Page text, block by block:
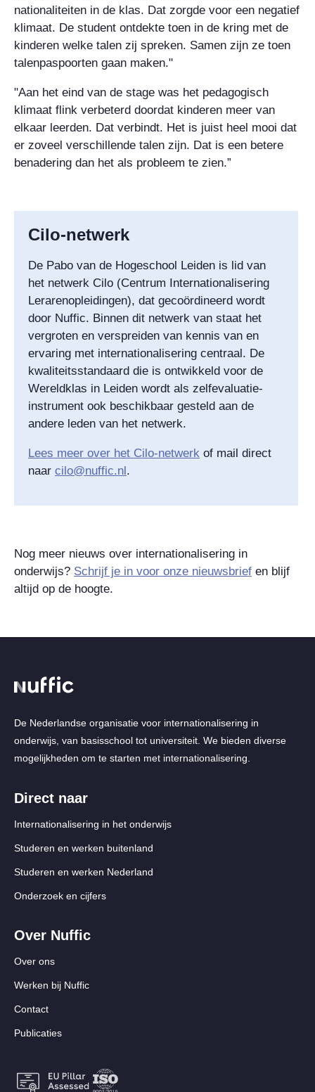
nationaliteiten in de klas. Dat zorgde voor een negatief
klimaat. De student ontdekte toen in de kring met de
kinderen welke talen zij spreken. Samen zijn ze toen
talenpaspoorten gaan maken."
"Aan het eind van de stage was het pedagogisch
klimaat flink verbeterd doordat kinderen meer van
elkaar leerden. Dat verbindt. Het is juist heel mooi dat
er zoveel verschillende talen zijn. Dat is een betere
benadering dan het als probleem te zien.”
Cilo-netwerk
De Pabo van de Hogeschool Leiden is lid van
het netwerk Cilo (Centrum Internationalisering
Lerarenopleidingen), dat gecoördineerd wordt
door Nuffic. Binnen dit netwerk van staat het
vergroten en verspreiden van kennis van en
ervaring met internationalisering centraal. De
kwaliteitsstandaard die is ontwikkeld voor de
Wereldklas in Leiden wordt als zelfevaluatie-
instrument ook beschikbaar gesteld aan de
andere leden van het netwerk.
Lees meer over het Cilo-netwerk of mail direct
naar cilo@nuffic.nl.
Nog meer nieuws over internationalisering in
onderwijs? Schrijf je in voor onze nieuwsbrief en blijf
altijd op de hoogte.
De Nederlandse organisatie voor internationalisering in
onderwijs, van basisschool tot universiteit. We bieden diverse
mogelijkheden om te starten met internationalisering.
Direct naar
Internationalisering in het onderwijs
Studeren en werken buitenland
Studeren en werken Nederland
Onderzoek en cijfers
Over Nuffic
Over ons
Werken bij Nuffic
Contact
Publicaties